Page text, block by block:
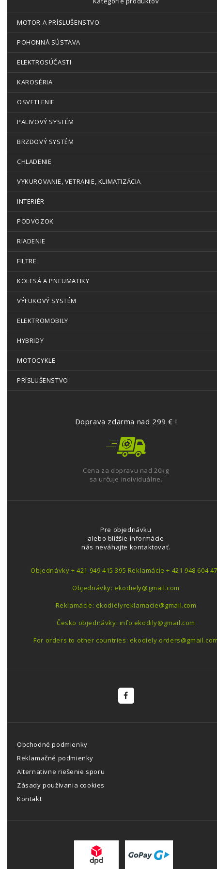
MOTOR A PRÍSLUŠENSTVO
POHONNÁ SÚSTAVA
ELEKTROSÚČASTI
KAROSÉRIA
OSVETLENIE
PALIVOVÝ SYSTÉM
BRZDOVÝ SYSTÉM
CHLADENIE
VYKUROVANIE, VETRANIE, KLIMATIZÁCIA
INTERIÉR
PODVOZOK
RIADENIE
FILTRE
KOLESÁ A PNEUMATIKY
VÝFUKOVÝ SYSTÉM
ELEKTROMOBILY
HYBRIDY
MOTOCYKLE
PRÍSLUŠENSTVO
Doprava zdarma nad 299 € !
Cena za dopravu nad 20kg
sa určuje individuálne.
Pre objednávku
alebo bližšie informácie
nás neváhajte kontaktovať.
Objednávky + 421 949 415 395 Reklamácie + 421 948 604
Objednávky: ekodiely@gmail.com
Reklamácie: ekodielyreklamacie@gmail.com
Česko objednávky: info.ekodily@gmail.com
For orders to other countries:
Obchodné podmienky
Reklamačné podmienky
Alternativne riešenie sporu
Zásady používania cookies
Kontakt